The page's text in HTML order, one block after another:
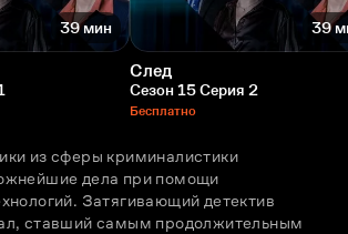
39 мин 39
След
Сезон 15 Серия 2
Бесплатно
из сферы криминалистики
дела при помощи
Затягивающий детектив
ставший самым продолжительным